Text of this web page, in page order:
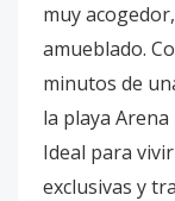
muy
amueblado.
minutos de
la playa Arena
Ideal para
exclusivas y